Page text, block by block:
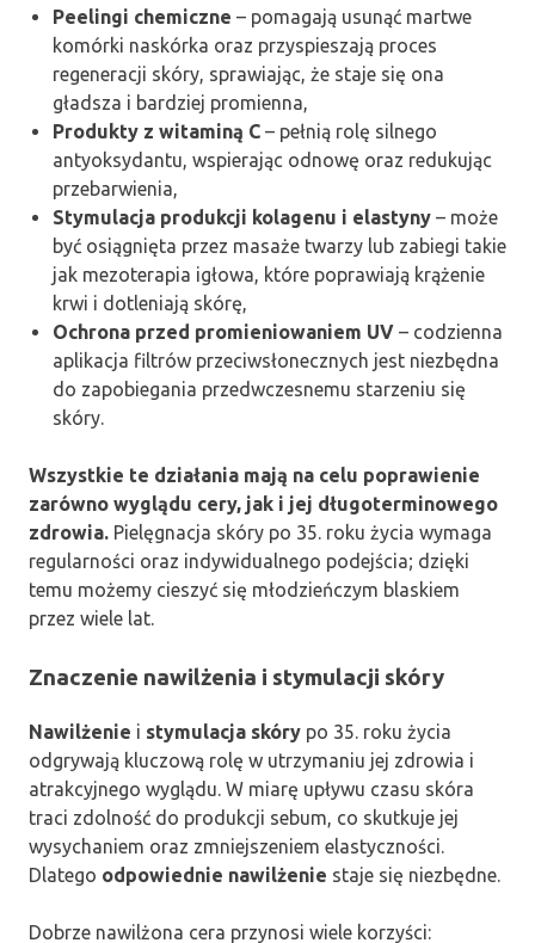
Peelingi chemiczne – pomagają usunąć martwe
komórki naskórka oraz przyspieszają proces
regeneracji skóry, sprawiając, że staje się ona
gładsza i bardziej promienna,
Produkty z witaminą C – pełnią rolę silnego
antyoksydantu, wspierając odnowę oraz redukując
przebarwienia,
Stymulacja produkcji kolagenu i elastyny – może
być osiągnięta przez masaże twarzy lub zabiegi takie
jak mezoterapia igłowa, które poprawiają krążenie
krwi i dotleniają skórę,
Ochrona przed promieniowaniem UV – codzienna
aplikacja filtrów przeciwsłonecznych jest niezbędna
do zapobiegania przedwczesnemu starzeniu się
skóry.
Wszystkie te działania mają na celu poprawienie
zarówno wyglądu cery, jak i jej długoterminowego
zdrowia. Pielęgnacja skóry po 35. roku życia wymaga
regularności oraz indywidualnego podejścia; dzięki
temu możemy cieszyć się młodzieńczym blaskiem
przez wiele lat.
Znaczenie nawilżenia i stymulacji skóry
Nawilżenie i stymulacja skóry po 35. roku życia
odgrywają kluczową rolę w utrzymaniu jej zdrowia i
atrakcyjnego wyglądu. W miarę upływu czasu skóra
traci zdolność do produkcji sebum, co skutkuje jej
wysychaniem oraz zmniejszeniem elastyczności.
Dlatego odpowiednie nawilżenie staje się niezbędne.
Dobrze nawilżona cera przynosi wiele korzyści: